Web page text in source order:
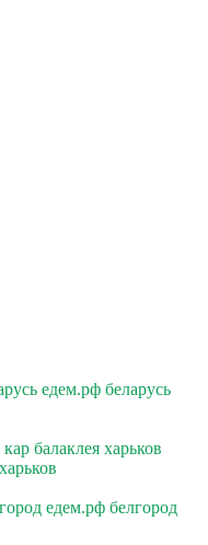
едем.рф беларусь
балаклея харьков
едем.рф белгород